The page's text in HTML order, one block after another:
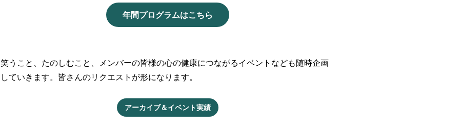
年間プログラムはこちら
笑うこと、たのしむこと、メンバーの皆様の心の健康につながるイベントなども随時企画
していきます。皆さんのリクエストが形になります。
アーカイブ＆イベント実績